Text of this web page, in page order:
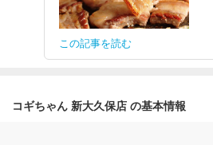
この記事を読む
コギちゃん 新大久保店 の基本情報